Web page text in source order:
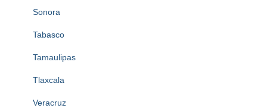
Sonora
Tabasco
Tamaulipas
Tlaxcala
Veracruz